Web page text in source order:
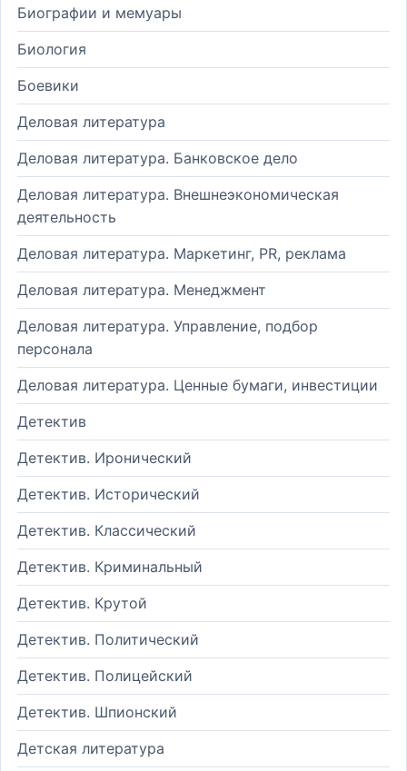
Биографии и мемуары
Биология
Боевики
Деловая литература
Деловая литература. Банковское дело
Деловая литература. Внешнеэкономическая
деятельность
Деловая литература. Маркетинг, PR, реклама
Деловая литература. Менеджмент
Деловая литература. Управление, подбор
персонала
Деловая литература. Ценные бумаги, инвестиции
Детектив
Детектив. Иронический
Детектив. Исторический
Детектив. Классический
Детектив. Криминальный
Детектив. Крутой
Детектив. Политический
Детектив. Полицейский
Детектив. Шпионский
Детская литература